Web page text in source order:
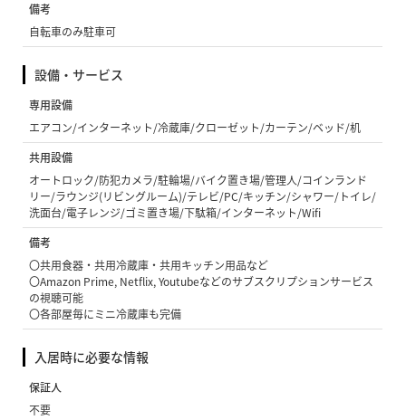
備考
自転車のみ駐車可
設備・サービス
専用設備
エアコン/インターネット/冷蔵庫/クローゼット/カーテン/ベッド/机
共用設備
オートロック/防犯カメラ/駐輪場/バイク置き場/管理人/コインランド
リー/ラウンジ(リビングルーム)/テレビ/PC/キッチン/シャワー/トイレ/
洗面台/電子レンジ/ゴミ置き場/下駄箱/インターネット/Wifi
備考
〇共用食器・共用冷蔵庫・共用キッチン用品など
〇Amazon Prime, Netflix, Youtubeなどのサブスクリプションサービス
の視聴可能
〇各部屋毎にミニ冷蔵庫も完備
入居時に必要な情報
保証人
不要